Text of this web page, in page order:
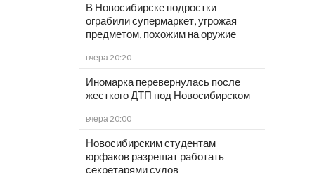
В Новосибирске подростки
ограбили супермаркет, угрожая
предметом, похожим на оружие
вчера 20:20
Иномарка перевернулась после
жесткого ДТП под Новосибирском
вчера 20:00
Новосибирским студентам
юрфаков разрешат работать
секретарями судов